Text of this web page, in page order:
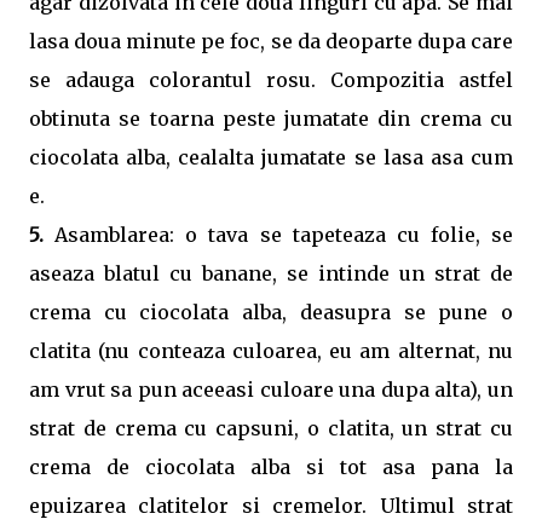
lasa doua minute pe foc, se da deoparte dupa care
se adauga colorantul rosu. Compozitia astfel
obtinuta se toarna peste jumatate din crema cu
ciocolata alba, cealalta jumatate se lasa asa cum
e.
5. Asamblarea: o tava se tapeteaza cu folie, se
aseaza blatul cu banane, se intinde un strat de
crema cu ciocolata alba, deasupra se pune o
clatita (nu conteaza culoarea, eu am alternat, nu
am vrut sa pun aceeasi culoare una dupa alta), un
strat de crema cu capsuni, o clatita, un strat cu
crema de ciocolata alba si tot asa pana la
epuizarea clatitelor si cremelor. Ultimul strat